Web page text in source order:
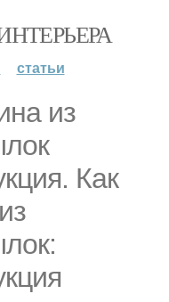
статьи
из
Как